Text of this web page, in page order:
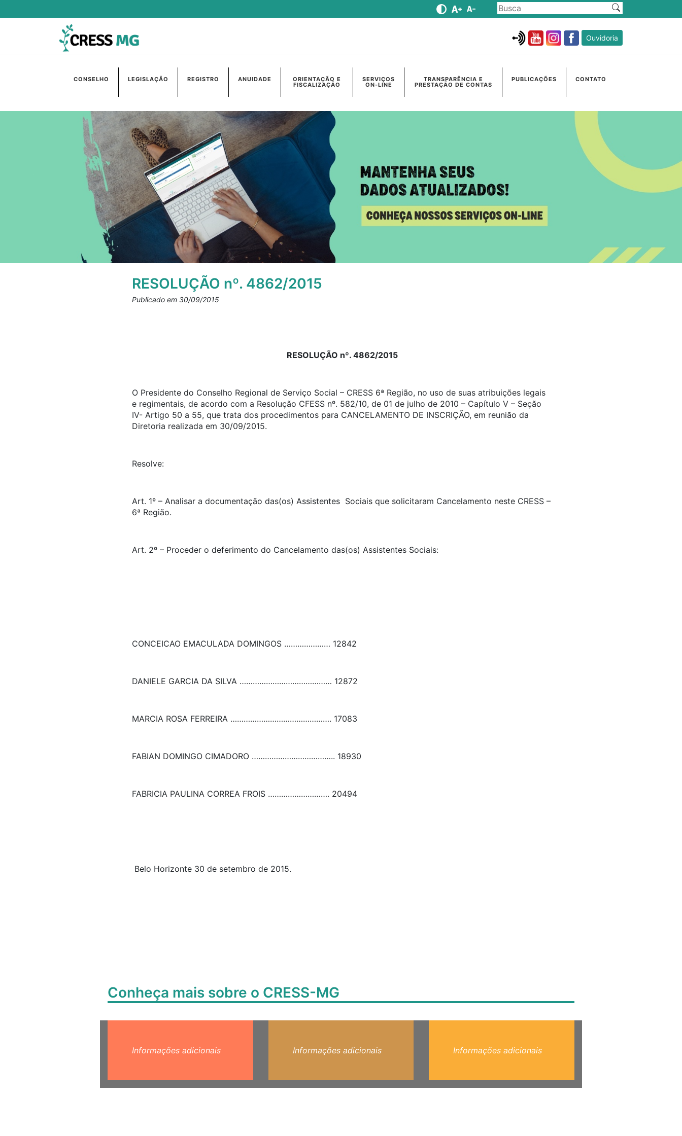
Ouvidoria
CONSELHO LEGISLAÇÃO REGISTRO ANUIDADE ORIENTAÇÃO E
FISCALIZAÇÃO
SERVIÇOS
ON-LINE
TRANSPARÊNCIA E
PRESTAÇÃO DE CONTAS
PUBLICAÇÕES CONTATO
RESOLUÇÃO nº. 4862/2015
Publicado em 30/09/2015
RESOLUÇÃO nº. 4862/2015
O Presidente do Conselho Regional de Serviço Social – CRESS 6ª Região, no uso de suas atribuições legais
e regimentais, de acordo com a Resolução CFESS nº. 582/10, de 01 de julho de 2010 – Capítulo V – Seção
IV- Artigo 50 a 55, que trata dos procedimentos para CANCELAMENTO DE INSCRIÇÃO, em reunião da
Diretoria realizada em 30/09/2015.
Resolve:
Art. 1º – Analisar a documentação das(os) Assistentes Sociais que solicitaram Cancelamento neste CRESS –
6ª Região.
Art. 2º – Proceder o deferimento do Cancelamento das(os) Assistentes Sociais:
CONCEICAO EMACULADA DOMINGOS ………………… 12842
DANIELE GARCIA DA SILVA …………………………………… 12872
MARCIA ROSA FERREIRA ………………………………………. 17083
FABIAN DOMINGO CIMADORO ……………………………….. 18930
FABRICIA PAULINA CORREA FROIS ………………………. 20494
Belo Horizonte 30 de setembro de 2015.
Conheça mais sobre o CRESS-MG
Informações adicionais Informações adicionais Informações adicionais